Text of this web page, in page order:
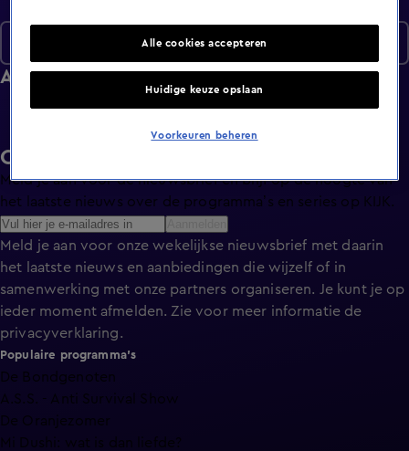
Afleveringen
Ontvang de KIJK-nieuwsbrief
Meld je aan voor de nieuwsbrief en blijf op de hoogte van
het laatste nieuws over de programma’s en series op KIJK.
Meld je aan voor onze wekelijkse nieuwsbrief met daarin
het laatste nieuws en aanbiedingen die wijzelf of in
samenwerking met onze partners organiseren. Je kunt je op
ieder moment afmelden. Zie voor meer informatie de
privacyverklaring.
Populaire programma's
De Bondgenoten
A.S.S. - Anti Survival Show
De Oranjezomer
Mi Dushi: wat is dan liefde?
Alle cookies accepteren
Huidige keuze opslaan
Voorkeuren beheren